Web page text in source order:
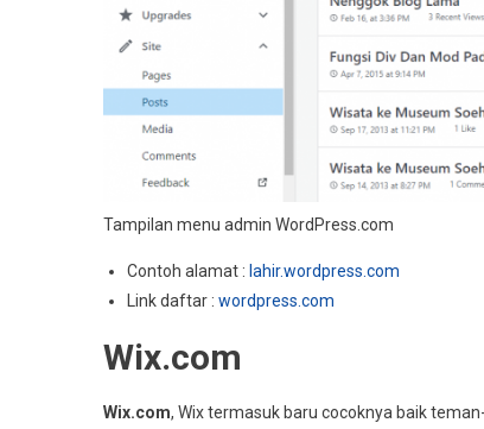
Tampilan menu admin WordPress.com
Contoh alamat : lahir.wordpress.com
Link daftar : wordpress.com
Wix.com
Wix.com, Wix termasuk baru cocoknya baik